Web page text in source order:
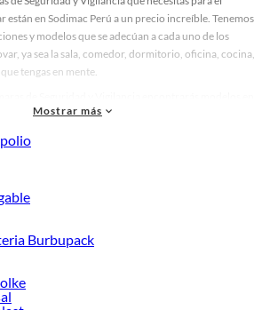
están en Sodimac Perú a un precio increíble. Tenemos
y modelos que se adecúan a cada uno de los
ya sea la sala, comedor, dormitorio, oficina, cocina,
tengas en mente.
colores y demás características específicas de tu
tus proyectos en las mejores marcas de calidad y con
Seguridad y Vigilancia en Sodimac Perú
la tienda correcta porque en Sodimac tenemos
bajos garantizados en Cámaras de Seguridad y
más y compra online este producto con sus
tu proyecto al 100% a un costo económico.
de delivery o recojo en tienda.
Cámaras de Seguridad y Vigilancia
Mostrar más
Burbupack